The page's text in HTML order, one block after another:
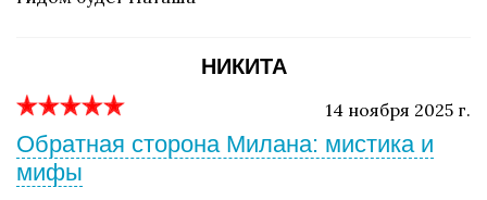
НИКИТА
14 ноября 2025 г.
Обратная сторона Милана: мистика и
мифы